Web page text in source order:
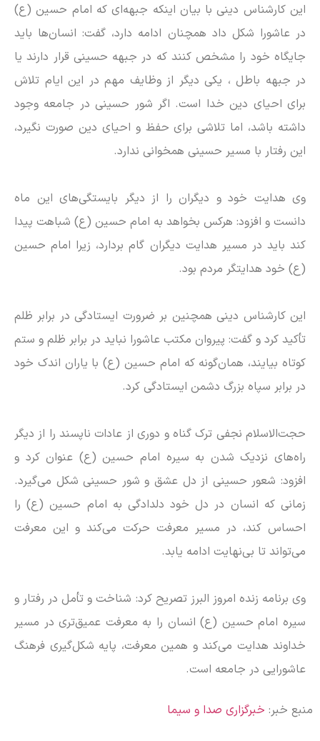
این کارشناس دینی با بیان اینکه جبهه‌ای که امام حسین (ع)
در عاشورا شکل داد همچنان ادامه دارد، گفت: انسان‌ها باید
جایگاه خود را مشخص کنند که در جبهه حسینی قرار دارند یا
در جبهه باطل ، یکی دیگر از وظایف مهم در این ایام تلاش
برای احیای دین خدا است. اگر شور حسینی در جامعه وجود
داشته باشد، اما تلاشی برای حفظ و احیای دین صورت نگیرد،
این رفتار با مسیر حسینی همخوانی ندارد.
وی هدایت خود و دیگران را از دیگر بایستگی‌های این ماه
دانست و افزود: هرکس بخواهد به امام حسین (ع) شباهت پیدا
کند باید در مسیر هدایت دیگران گام بردارد، زیرا امام حسین
(ع) خود هدایتگر مردم بود.
این کارشناس دینی همچنین بر ضرورت ایستادگی در برابر ظلم
تأکید کرد و گفت: پیروان مکتب عاشورا نباید در برابر ظلم و ستم
کوتاه بیایند، همان‌گونه که امام حسین (ع) با یاران اندک خود
در برابر سپاه بزرگ دشمن ایستادگی کرد.
حجت‌الاسلام نجفی ترک گناه و دوری از عادات ناپسند را از دیگر
راه‌های نزدیک شدن به سیره امام حسین (ع) عنوان کرد و
افزود: شعور حسینی از دل عشق و شور حسینی شکل می‌گیرد.
زمانی که انسان در دل خود دلدادگی به امام حسین (ع) را
احساس کند، در مسیر معرفت حرکت می‌کند و این معرفت
می‌تواند تا بی‌نهایت ادامه یابد.
وی برنامه زنده امروز البرز تصریح کرد: شناخت و تأمل در رفتار و
سیره امام حسین (ع) انسان را به معرفت عمیق‌تری در مسیر
خداوند هدایت می‌کند و همین معرفت، پایه شکل‌گیری فرهنگ
عاشورایی در جامعه است.
منبع خبر: خبرگزاری صدا و سیما